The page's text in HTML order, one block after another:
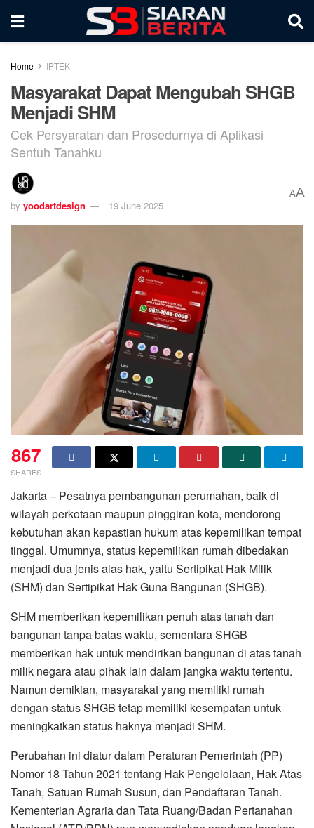
Home IPTEK
Masyarakat Dapat Mengubah SHGB
Menjadi SHM
Cek Persyaratan dan Prosedurnya di Aplikasi
Sentuh Tanahku
by yoodartdesign 19 June 2025
AA
867
SHARES
Jakarta – Pesatnya pembangunan perumahan, baik di
wilayah perkotaan maupun pinggiran kota, mendorong
kebutuhan akan kepastian hukum atas kepemilikan tempat
tinggal. Umumnya, status kepemilikan rumah dibedakan
menjadi dua jenis alas hak, yaitu Sertipikat Hak Milik
(SHM) dan Sertipikat Hak Guna Bangunan (SHGB).
SHM memberikan kepemilikan penuh atas tanah dan
bangunan tanpa batas waktu, sementara SHGB
memberikan hak untuk mendirikan bangunan di atas tanah
milik negara atau pihak lain dalam jangka waktu tertentu.
Namun demikian, masyarakat yang memiliki rumah
dengan status SHGB tetap memiliki kesempatan untuk
meningkatkan status haknya menjadi SHM.
Perubahan ini diatur dalam Peraturan Pemerintah (PP)
Nomor 18 Tahun 2021 tentang Hak Pengelolaan, Hak Atas
Tanah, Satuan Rumah Susun, dan Pendaftaran Tanah.
Kementerian Agraria dan Tata Ruang/Badan Pertanahan